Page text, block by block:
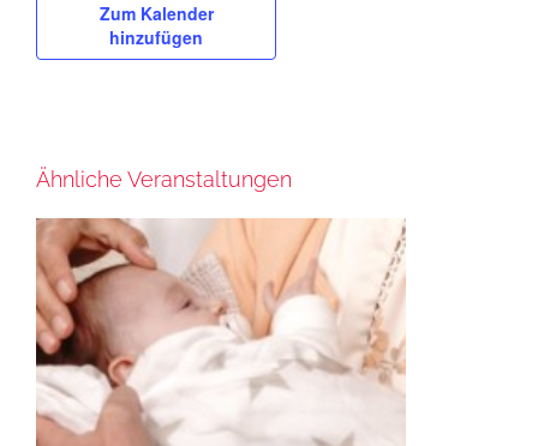
Zum Kalender
hinzufügen
Ähnliche Veranstaltungen